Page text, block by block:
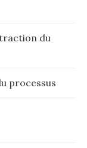
du
processus